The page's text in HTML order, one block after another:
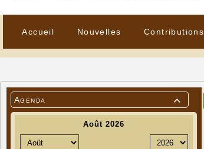
Accueil Nouvelles Contributions

Agenda